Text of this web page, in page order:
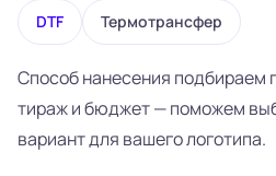
DTF Термотрансфер
Способ нанесения подбираем
тираж и бюджет — поможем
вариант для вашего логотипа.